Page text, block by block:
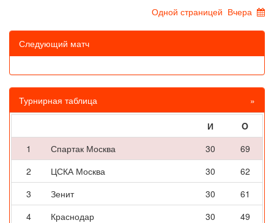
Одной страницей Вчера
Следующий матч
Турнирная таблица »
И
O
1
Спартак Москва 30
69
2
ЦСКА Москва 30
62
3
Зенит 30
61
4
Краснодар 30
49